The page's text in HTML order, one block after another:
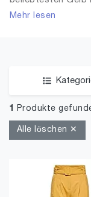
in Größe 40 und
Mehr lesen
1 Produkte
Alle löschen ✕